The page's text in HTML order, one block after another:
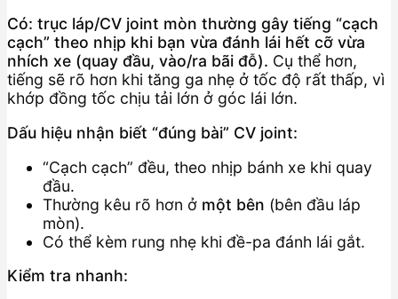
Có: trục láp/CV joint mòn thường gây tiếng “cạch
cạch” theo nhịp khi bạn vừa đánh lái hết cỡ vừa
nhích xe (quay đầu, vào/ra bãi đỗ). Cụ thể hơn,
tiếng sẽ rõ hơn khi tăng ga nhẹ ở tốc độ rất thấp, vì
khớp đồng tốc chịu tải lớn ở góc lái lớn.
Dấu hiệu nhận biết “đúng bài” CV joint:
“Cạch cạch” đều, theo nhịp bánh xe khi quay
đầu.
Thường kêu rõ hơn ở một bên (bên đầu láp
mòn).
Có thể kèm rung nhẹ khi đề-pa đánh lái gắt.
Kiểm tra nhanh: